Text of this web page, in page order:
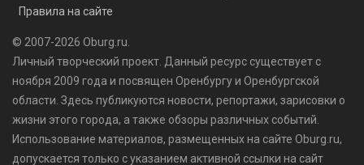
Правила на сайте
© 2007-2026 Oburg.ru.
Личный творческий проект. Данный ресурс существует с
ноября 2009 года и посвящен Оренбургу и Оренбургской
области. Здесь публикуются новости, репортажи, зарисовки о
жизни этого города, а также обзоры различных событий.
Использование материалов, размещенных на сайте Oburg.ru,
допускается только с указанием активной ссылки на сайт